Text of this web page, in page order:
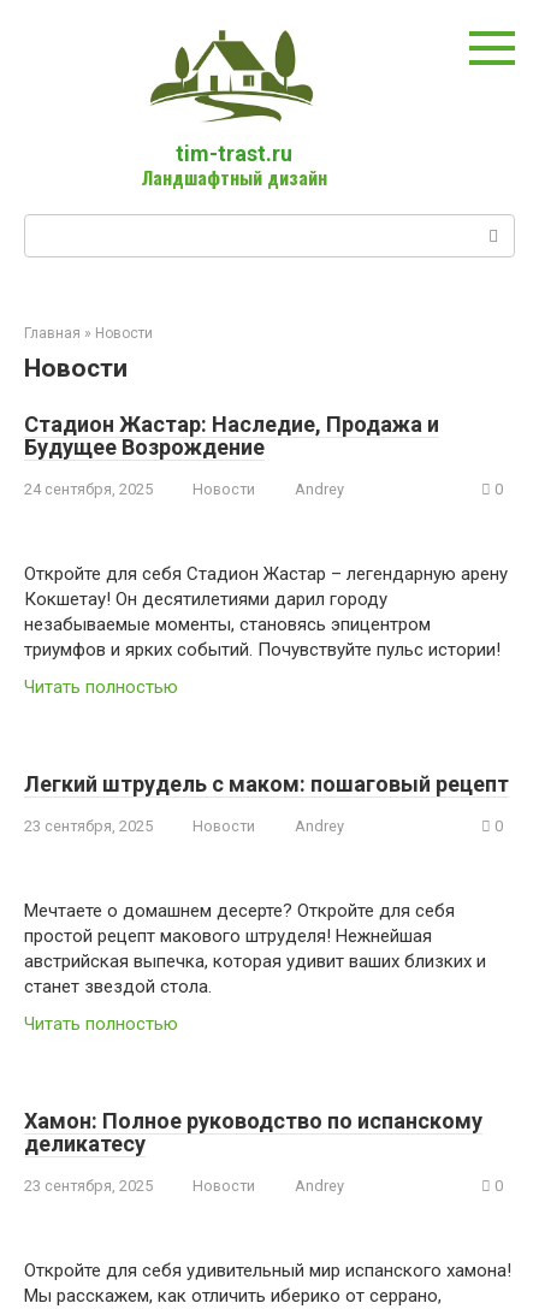
tim-trast.ru
Ландшафтный дизайн
Главная » Новости
Новости
Стадион Жастар: Наследие, Продажа и
Будущее Возрождение
24 сентября, 2025 Новости Andrey 0
Откройте для себя Стадион Жастар – легендарную арену
Кокшетау! Он десятилетиями дарил городу
незабываемые моменты, становясь эпицентром
триумфов и ярких событий. Почувствуйте пульс истории!
Читать полностью
Легкий штрудель с маком: пошаговый рецепт
23 сентября, 2025 Новости Andrey 0
Мечтаете о домашнем десерте? Откройте для себя
простой рецепт макового штруделя! Нежнейшая
австрийская выпечка, которая удивит ваших близких и
станет звездой стола.
Читать полностью
Хамон: Полное руководство по испанскому
деликатесу
23 сентября, 2025 Новости Andrey 0
Откройте для себя удивительный мир испанского хамона!
Мы расскажем, как отличить иберико от серрано,